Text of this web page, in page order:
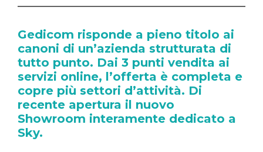
Gedicom risponde a pieno titolo ai
canoni di un’azienda strutturata di
tutto punto. Dai 3 punti vendita ai
servizi online, l’offerta è completa e
copre più settori d’attività. Di
recente apertura il nuovo
Showroom interamente dedicato a
Sky.